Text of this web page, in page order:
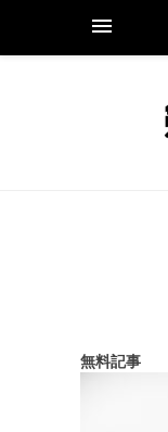
無料記事